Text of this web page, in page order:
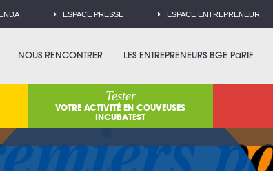
ESPACE PRESSE ESPACE ENTREPRENEUR
NOUS RENCONTRER LES ENTREPRENEURS BGE PaRIF
Tester
VOTRE ACTIVITÉ EN COUVEUSES
INCUBATEST